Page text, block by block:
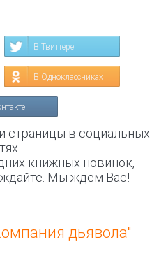
В Твиттере
В Одноклассниках
страницы в социальных
книжных новинок,
Мы ждём Вас!
дьявола"